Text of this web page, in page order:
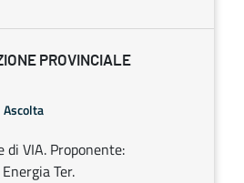
PROVINCIALE
Ascolta
VIA. Proponente:
Ter.